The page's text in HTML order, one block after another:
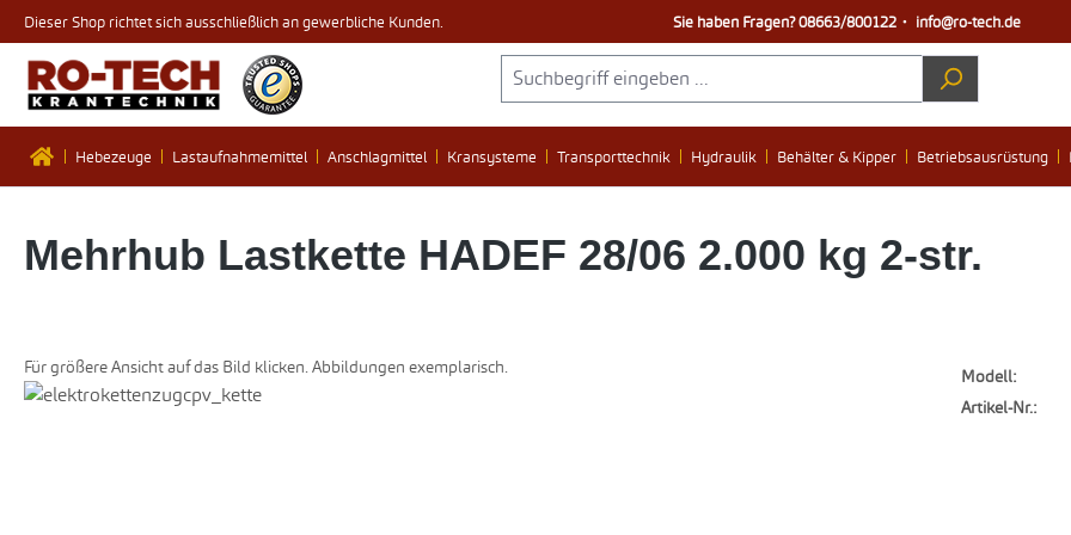
Hauptinhalt springen
Zur Suche springen
Zur Hauptnavigation springen
Dieser Shop richtet sich ausschließlich an gewerbliche Kunden. Sie haben Fragen?08663/800122・ info@ro-tech.de
Hebezeuge Lastaufnahmemittel Anschlagmittel Kransysteme Transporttechnik Hydraulik Behälter & Kipper Betriebsausrüstung
Mehrhub Lastkette HADEF 28/06 2.000 kg 2-str.
Für größere Ansicht auf das Bild klicken. Abbildungen exemplarisch.
Bildergalerie überspringen
Modell:
Artikel-Nr.: